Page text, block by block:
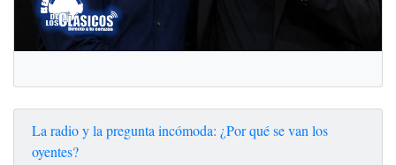
La radio y la pregunta incómoda: ¿Por qué se van los
oyentes?